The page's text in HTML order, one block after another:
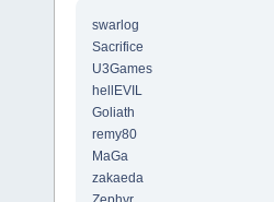
swarlog
Sacrifice
U3Games
hellEVIL
Goliath
remy80
MaGa
zakaeda